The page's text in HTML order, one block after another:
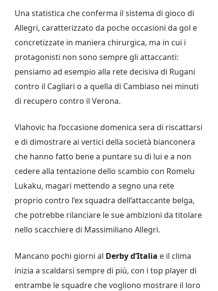
Una statistica che conferma il sistema di gioco di
Allegri, caratterizzato da poche occasioni da gol e
concretizzate in maniera chirurgica, ma in cui i
protagonisti non sono sempre gli attaccanti:
pensiamo ad esempio alla rete decisiva di Rugani
contro il Cagliari o a quella di Cambiaso nei minuti
di recupero contro il Verona.
Vlahovic ha l’occasione domenica sera di riscattarsi
e di dimostrare ai vertici della società bianconera
che hanno fatto bene a puntare su di lui e a non
cedere alla tentazione dello scambio con Romelu
Lukaku, magari mettendo a segno una rete
proprio contro l’ex squadra dell’attaccante belga,
che potrebbe rilanciare le sue ambizioni da titolare
nello scacchiere di Massimiliano Allegri.
Mancano pochi giorni al Derby d’Italia e il clima
inizia a scaldarsi sempre di più, con i top player di
entrambe le squadre che vogliono mostrare il loro